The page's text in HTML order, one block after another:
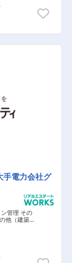
電力会社グ
管理 その
他（建築設